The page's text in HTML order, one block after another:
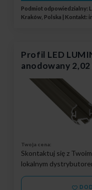
Podmiot odpowiedzialny:
Kraków, Polska | Kontakt:
Profil LED
anodowany 2,02
Twoja cena:
Skontaktuj się z Twoim
lokalnym